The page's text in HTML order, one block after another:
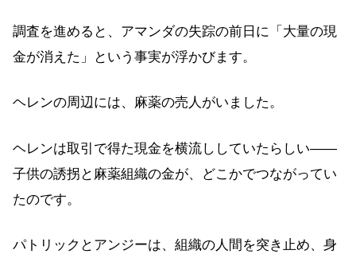
調査を進めると、アマンダの失踪の前日に「大量の現
金が消えた」という事実が浮かびます。
ヘレンの周辺には、麻薬の売人がいました。
ヘレンは取引で得た現金を横流ししていたらしい——
子供の誘拐と麻薬組織の金が、どこかでつながってい
たのです。
パトリックとアンジーは、組織の人間を突き止め、身